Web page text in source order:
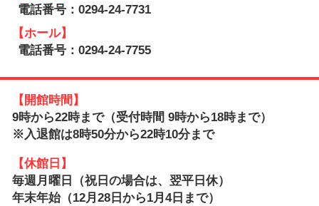
電話番号：0294-24-7731
【ホール】
電話番号：0294-24-7755
【開館時間】
9時から22時まで（受付時間 9時から18時まで）
※入退館は8時50分から22時10分まで
【休館日】
毎週月曜日（祝日の場合は、翌平日休）
年末年始（12月28日から1月4日まで）